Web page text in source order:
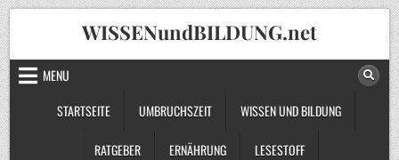
Skip
to
content
WISSENundBILDUNG.net
MENU
STARTSEITE
UMBRUCHSZEIT WISSEN UND BILDUNG
RATGEBER ERNÄHRUNG LESESTOFF